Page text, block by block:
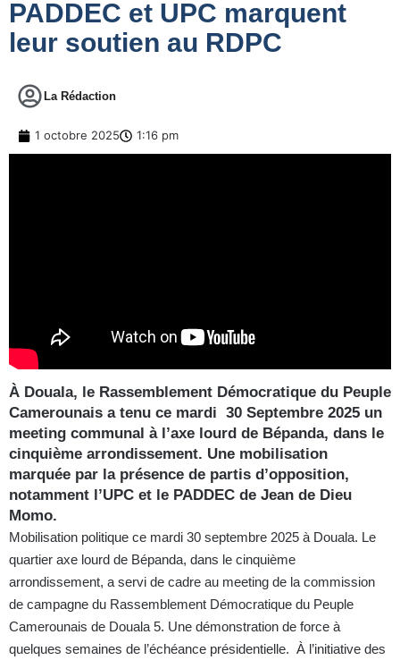
PADDEC et UPC marquent
leur soutien au RDPC
La Rédaction
1 octobre 2025 1:16 pm
À Douala, le Rassemblement Démocratique du Peuple
Camerounais a tenu ce mardi 30 Septembre 2025 un
meeting communal à l’axe lourd de Bépanda, dans le
cinquième arrondissement. Une mobilisation
marquée par la présence de partis d’opposition,
notamment l’UPC et le PADDEC de Jean de Dieu
Momo.
Mobilisation politique ce mardi 30 septembre 2025 à Douala. Le
quartier axe lourd de Bépanda, dans le cinquième
arrondissement, a servi de cadre au meeting de la commission
de campagne du Rassemblement Démocratique du Peuple
Camerounais de Douala 5. Une démonstration de force à
quelques semaines de l’échéance présidentielle. À l’initiative des